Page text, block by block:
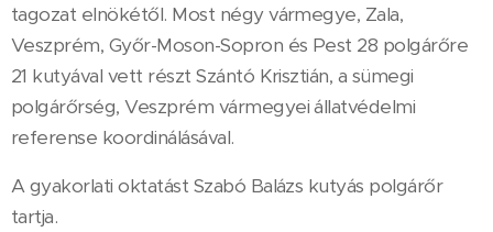
tagozat elnökétől. Most négy vármegye, Zala,
Veszprém, Győr-Moson-Sopron és Pest 28 polgárőre
21 kutyával vett részt Szántó Krisztián, a sümegi
polgárőrség, Veszprém vármegyei állatvédelmi
referense koordinálásával.
A gyakorlati oktatást Szabó Balázs kutyás polgárőr
tartja.